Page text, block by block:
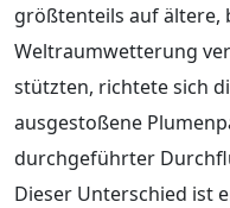
größtenteils auf ältere,
Weltraumwetterung
stützten, richtete sich
ausgestoßene
durchgeführter
Dieser Unterschied ist